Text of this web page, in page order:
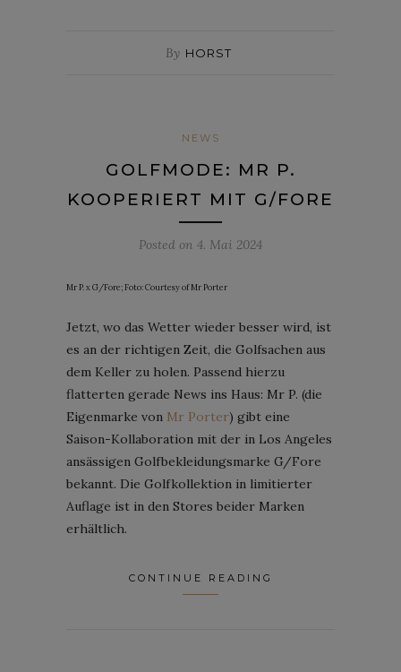
By HORST
NEWS
GOLFMODE: MR P.
KOOPERIERT MIT G/FORE
Posted on 4. Mai 2024
Mr P. x G/Fore; Foto: Courtesy of Mr Porter
Jetzt, wo das Wetter wieder besser wird, ist
es an der richtigen Zeit, die Golfsachen aus
dem Keller zu holen. Passend hierzu
flatterten gerade News ins Haus: Mr P. (die
Eigenmarke von Mr Porter) gibt eine
Saison-Kollaboration mit der in Los Angeles
ansässigen Golfbekleidungsmarke G/Fore
bekannt. Die Golfkollektion in limitierter
Auflage ist in den Stores beider Marken
erhältlich.
CONTINUE READING